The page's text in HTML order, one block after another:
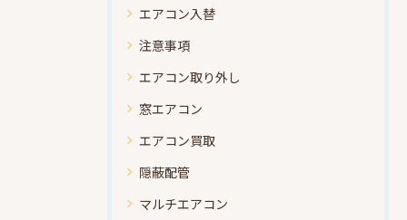
エアコン入替
注意事項
エアコン取り外し
窓エアコン
エアコン買取
隠蔽配管
マルチエアコン